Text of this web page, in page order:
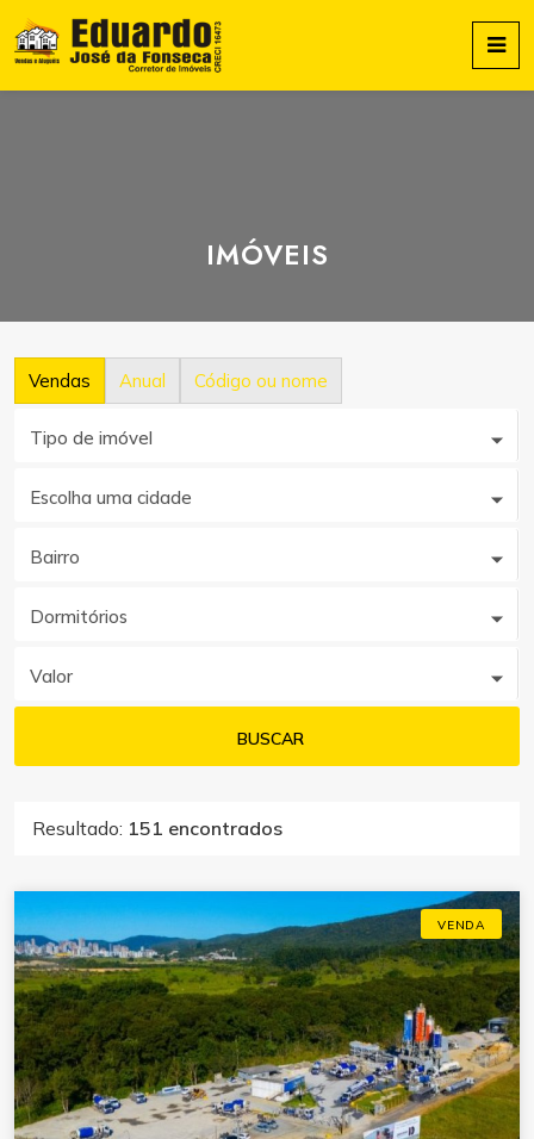
IMÓVEIS
Vendas Anual Código ou nome
Tipo de imóvel
Escolha uma cidade
Bairro
Dormitórios
Valor
BUSCAR
Resultado: 151 encontrados
VENDA